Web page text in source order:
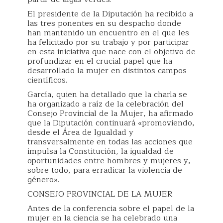
El presidente de la Diputación ha recibido a
las tres ponentes en su despacho donde
han mantenido un encuentro en el que les
ha felicitado por su trabajo y por participar
en esta iniciativa que nace con el objetivo de
profundizar en el crucial papel que ha
desarrollado la mujer en distintos campos
científicos.
García, quien ha detallado que la charla se
ha organizado a raíz de la celebración del
Consejo Provincial de la Mujer, ha afirmado
que la Diputación continuará «promoviendo,
desde el Área de Igualdad y
transversalmente en todas las acciones que
impulsa la Constitución, la igualdad de
oportunidades entre hombres y mujeres y,
sobre todo, para erradicar la violencia de
género».
CONSEJO PROVINCIAL DE LA MUJER
Antes de la conferencia sobre el papel de la
mujer en la ciencia se ha celebrado una